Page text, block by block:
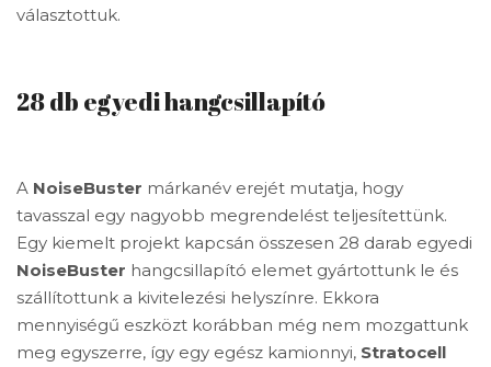
választottuk.
28 db egyedi hangcsillapító
A NoiseBuster márkanév erejét mutatja, hogy
tavasszal egy nagyobb megrendelést teljesítettünk.
Egy kiemelt projekt kapcsán összesen 28 darab egyedi
NoiseBuster hangcsillapító elemet gyártottunk le és
szállítottunk a kivitelezési helyszínre. Ekkora
mennyiségű eszközt korábban még nem mozgattunk
meg egyszerre, így egy egész kamionnyi, Stratocell